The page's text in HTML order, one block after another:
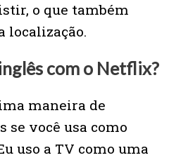
o que também
localização.
com o Netflix?
maneira de
se você usa como
uso a TV como uma